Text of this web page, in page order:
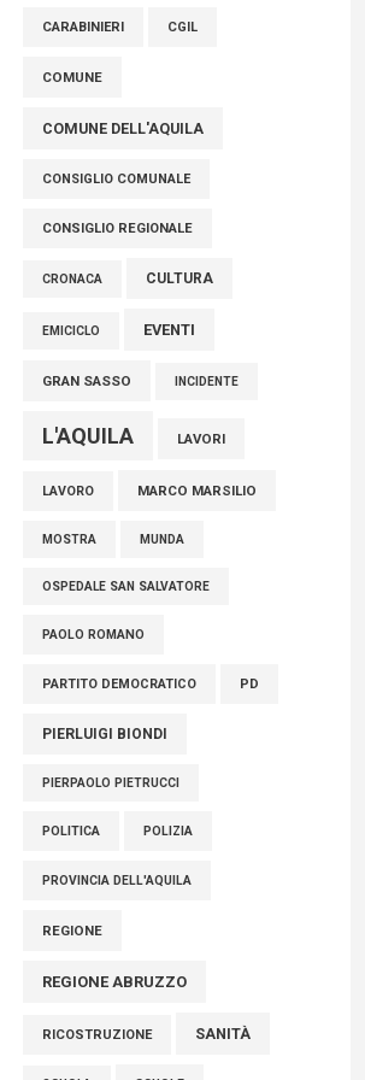
tra cui molti abruzzesi"
06 Agosto 2026
CARABINIERI CGIL
COMUNE
COMUNE DELL'AQUILA
CONSIGLIO COMUNALE
CONSIGLIO REGIONALE
CRONACA CULTURA
EMICICLO EVENTI
GRAN SASSO INCIDENTE
L'AQUILA LAVORI
LAVORO MARCO MARSILIO
MOSTRA MUNDA
OSPEDALE SAN SALVATORE
PAOLO ROMANO
PARTITO DEMOCRATICO PD
PIERLUIGI BIONDI
PIERPAOLO PIETRUCCI
POLITICA POLIZIA
PROVINCIA DELL'AQUILA
REGIONE
REGIONE ABRUZZO
RICOSTRUZIONE SANITÀ